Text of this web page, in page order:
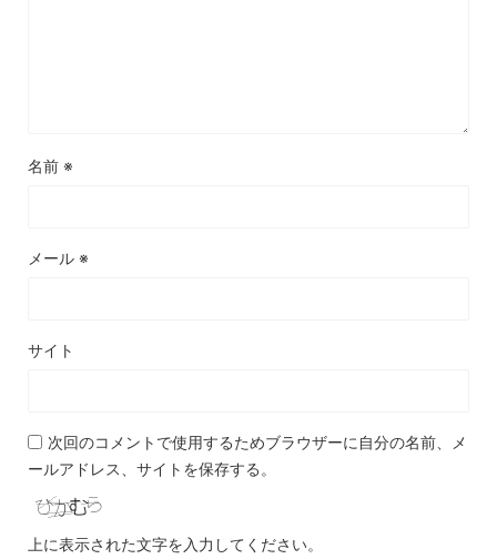
名前 ※
メール ※
サイト
次回のコメントで使用するためブラウザーに自分の名前、メ
ールアドレス、サイトを保存する。
上に表示された文字を入力してください。